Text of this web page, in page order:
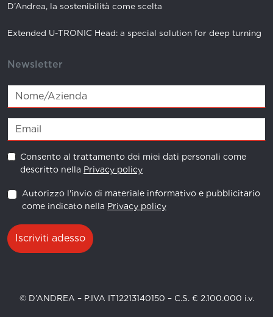
D’Andrea, la sostenibilità come scelta
Extended U-TRONIC Head: a special solution for deep turning
Newsletter
Consento al trattamento dei miei dati personali come
descritto nella Privacy policy
Autorizzo l'invio di materiale informativo e pubblicitario
come indicato nella Privacy policy
Iscriviti adesso
© D’ANDREA – P.IVA IT12213140150 – C.S. € 2.100.000 i.v.